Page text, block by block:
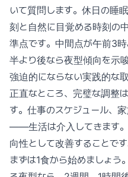
いて質問します。休日の
刻と自然に目覚める時刻
準点です。中間点が午前3
半より後なら夜型傾向を示唆
強迫的にならない実践的な
正直なところ、完璧な調整
す。仕事のスケジュール、
——生活は介入してきます
向性として改善することです
まずは1食から始めましょ